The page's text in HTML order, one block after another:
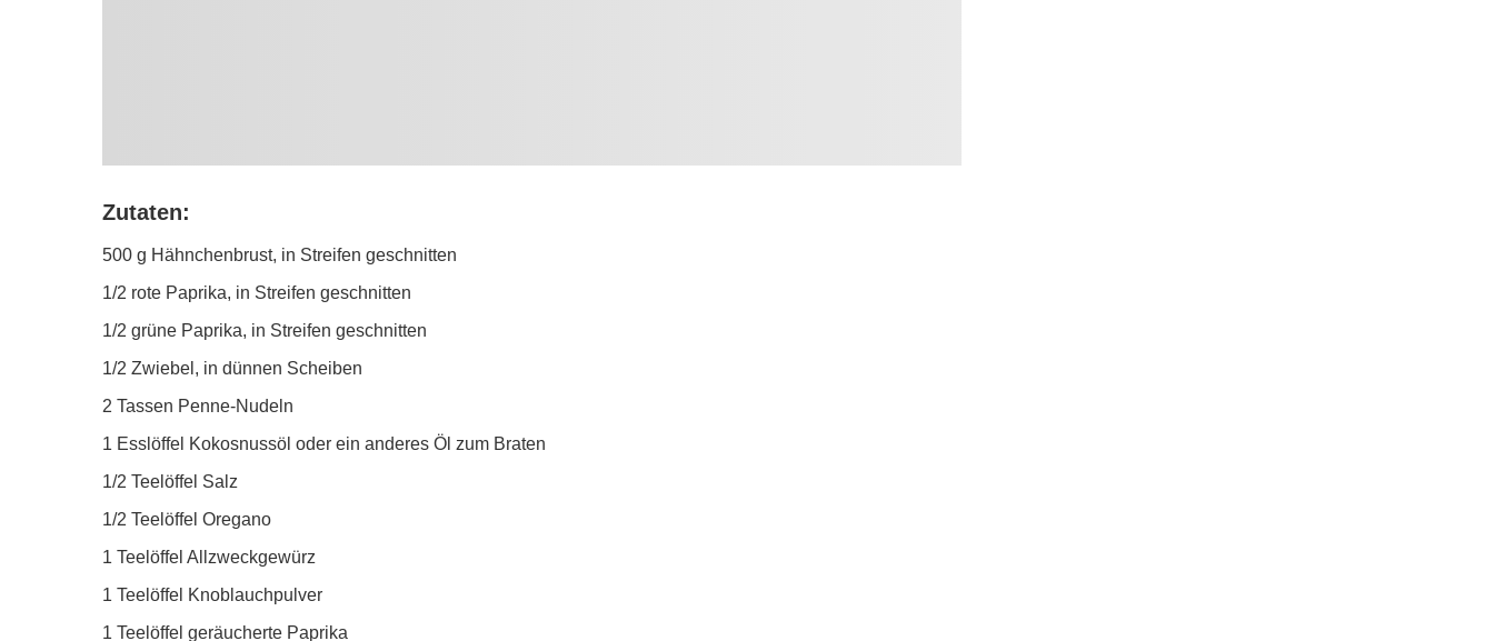
Zutaten:
500 g Hähnchenbrust, in Streifen geschnitten
1/2 rote Paprika, in Streifen geschnitten
1/2 grüne Paprika, in Streifen geschnitten
1/2 Zwiebel, in dünnen Scheiben
2 Tassen Penne-Nudeln
1 Esslöffel Kokosnussöl oder ein anderes Öl zum Braten
1/2 Teelöffel Salz
1/2 Teelöffel Oregano
1 Teelöffel Allzweckgewürz
1 Teelöffel Knoblauchpulver
1 Teelöffel geräucherte Paprika